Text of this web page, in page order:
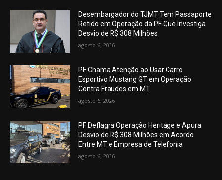
Desembargador do TJMT Tem Passaporte
Retido em Operação da PF Que Investiga
Desvio de R$ 308 Milhões
agosto 6, 2026
PF Chama Atenção ao Usar Carro
Esportivo Mustang GT em Operação
Contra Fraudes em MT
agosto 6, 2026
PF Deflagra Operação Heritage e Apura
Desvio de R$ 308 Milhões em Acordo
Entre MT e Empresa de Telefonia
agosto 6, 2026